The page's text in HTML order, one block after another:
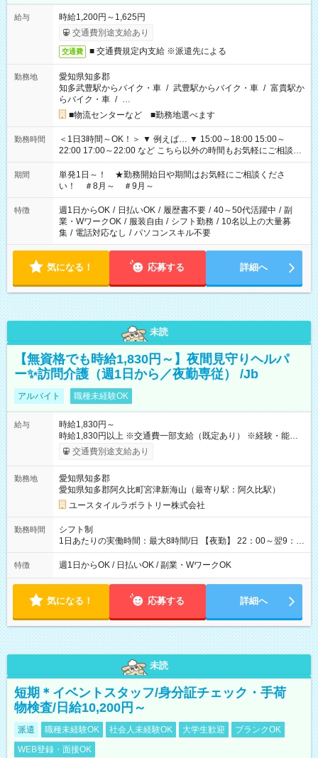
給与
時給1,200円～1,625円
交通費別途支給あり
交通費 ■ 交通費規定内支給 ※派遣先による
勤務地
愛知県知多郡
知多武豊駅からバイク・車 / 武豊駅からバイク・車 / 富貴駅か
らバイク・車 / …
■物流センターなど ■勤務地選べます
勤務時間
＜1日3時間～OK！＞ ▼ 例えば… ▼ 15:00～18:00 15:00～
22:00 17:00～22:00 など こちら以外の時間もお気軽にご相談く
ださい！
期間
単発1日～！ ★勤務開始日や期間はお気軽にご相談くださ
い！ ＃8月～ ＃9月～
特徴 週1日からOK / 日払いOK / 履歴書不要 / 40～50代活躍中 / 副
業・WワークOK / 服装自由 / シフト勤務 / 10名以上の大量募
集 / 電話対応なし / パソコンスキル不要
気になる！ 応募する 詳細へ
未読
【無資格でも時給1,830円～】夜間見守りヘルパ
ー✨訪問介護（週1日から／夜勤専従） /Jb
アルバイト 職種未経験OK
給与
時給1,830円～
時給1,830円以上 ※交通費一部支給（既定あり） ※経験・能力を
考慮して決定します 【収入例】 週1回勤務の場合：1,830円×8時
間×4回=5万8,560円 週3回勤務の場合：1,830円×8時間×12回
月 ※ 雇用形態と給与に、本採用時と異なる部分があります。 雇
用形態：本採用時と同じです。 給与：時給 1,570円以上
交通費別途支給あり
勤務地
愛知県知多郡
愛知県知多郡阿久比町宮津新海山（最寄り駅：阿久比駅）
ユースタイルラボラトリー株式会社
勤務時間
シフト制
1日あたりの実働時間：最大8時間/日 【夜勤】 22：00～翌9：
00 ※週1日～OK ／ 夜勤専従 ＊＊ 勤務時間例 ＊＊ ■22時か
ら翌7時 ■23時から翌8時 ■24時から翌9時 など ※上記の時間
ます。 ※曜日固定（毎週同じ曜日での勤務となります）
特徴 週1日からOK / 日払いOK / 副業・WワークOK
気になる！ 応募する 詳細へ
未読
短期＊イベントスタッフ/身分証チェック・手荷
物検査/日給10,200円～
派遣 職種未経験OK 社会人未経験OK 大学生歓迎
ブランクOK
WEB登録・面接OK